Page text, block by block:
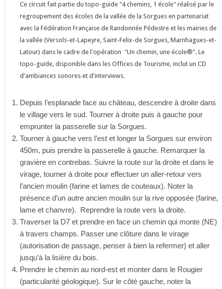
Ce circuit fait partie du topo-guide "4 chemins, 1 école" réalisé par le
regroupement des écoles de la vallée de la Sorgues en partenariat
avec la Fédération Française de Randonnée Pédestre et les mairies de
la vallée (Versols-et-Lapeyre, Saint-Felix-de Sorgues, Marnhagues-et-
Latour) dans le cadre de l'opération "Un chemin, une école®". Le
topo-guide, disponible dans les Offices de Tourisme, inclut un CD
d'ambiances sonores et d'interviews.
Depuis l’esplanade face au château, descendre à droite dans
le village vers le sud. Tourner à droite puis à gauche pour
emprunter la passerelle sur la Sorgues.
Tourner à gauche vers l’est et longer la Sorgues sur environ
450m, puis prendre la passerelle à gauche. Remarquer la
gravière en contrebas. Suivre la route sur la droite et dans le
virage, tourner à droite pour effectuer un aller-retour vers
l’ancien moulin (farine et lames de couteaux). Noter la
présence d’un autre ancien moulin sur la rive opposée (farine,
lame et chanvre). Reprendre la route vers la droite.
Traverser la D7 et prendre en face un chemin qui monte (NE)
à travers champs. Passer une clôture dans le virage
(autorisation de passage, penser à bien la refermer) et aller
jusqu’à la lisière du bois.
Prendre le chemin au nord-est et monter dans le Rougier
(particularité géologique). Sur le côté gauche, noter la